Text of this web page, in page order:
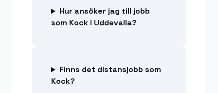
Hur ansöker jag till jobb
som Kock i Uddevalla?
Finns det distansjobb som
Kock?